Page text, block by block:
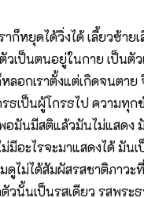
ดได้วิ่งได้ เลี้ยวซ้ายเ
วเป็นตนอยู่ในกาย เป็น
อกเราตั้งแต่เกิดจนตาย
ธเป็นผู้โกรธไป ความทุ
มันมีสติแล้วมันไม่แสด
อะไรจะมาแสดงได้ มั
ไม่ได้สัมผัสรสชาติภาว
นเป็นรสเดียว รสพระ